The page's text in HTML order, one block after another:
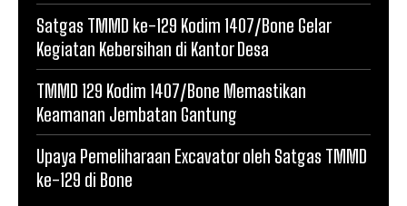
Satgas TMMD ke-129 Kodim 1407/Bone Gelar
Kegiatan Kebersihan di Kantor Desa
TMMD 129 Kodim 1407/Bone Memastikan
Keamanan Jembatan Gantung
Upaya Pemeliharaan Excavator oleh Satgas TMMD
ke-129 di Bone